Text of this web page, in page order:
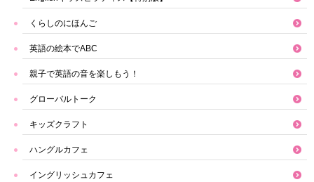
くらしのにほんご
英語の絵本でABC
親子で英語の音を楽しもう！
グローバルトーク
キッズクラフト
ハングルカフェ
イングリッシュカフェ